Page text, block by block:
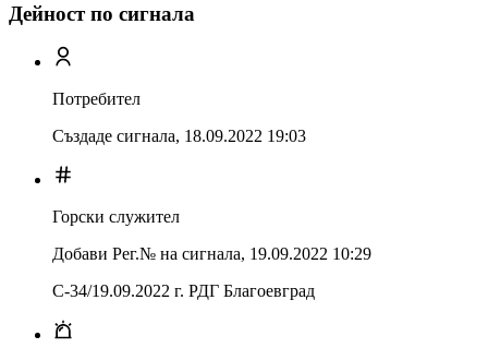
Дейност по сигнала
Потребител
Създаде сигнала, 18.09.2022 19:03
Горски служител
Добави Рег.№ на сигнала, 19.09.2022 10:29
С-34/19.09.2022 г. РДГ Благоевград